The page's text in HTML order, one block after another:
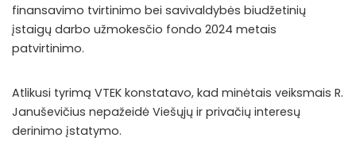
finansavimo tvirtinimo bei savivaldybės biudžetinių
įstaigų darbo užmokesčio fondo 2024 metais
patvirtinimo.
Atlikusi tyrimą VTEK konstatavo, kad minėtais veiksmais R.
Januševičius nepažeidė Viešųjų ir privačių interesų
derinimo įstatymo.